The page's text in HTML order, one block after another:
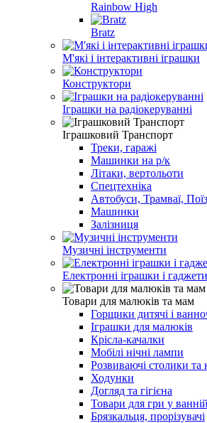
Rainbow High
Bratz
М'які і інтерактивні іграшки
Конструктори
Іграшки на радіокеруванні
Іграшковий Транспорт
Треки, гаражі
Машинки на р/к
Літаки, вертольоти
Спецтехніка
Автобуси, Трамваї,
Машинки
Залізниця
Музичні інструменти
Електронні іграшки і гаджети
Товари для малюків та мам
Горщики дитячі і
Іграшки для малюків
Крісла-качалки
Мобілі нічні лампи
Розвиваючі столики та
Ходунки
Догляд та гігієна
Товари для гри у ванній
Брязкальця, прорізувачі